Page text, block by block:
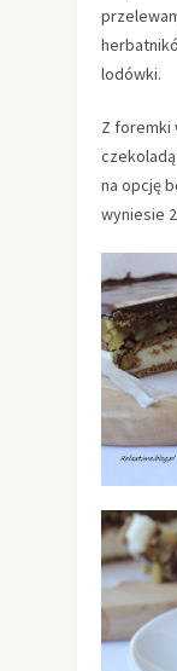
lodówki.
Z foremki
na opcję
wyniesie